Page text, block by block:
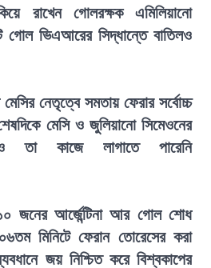
রাখেন গোলরক্ষক এমিলিয়ানো
গোল ভিএআরের সিদ্ধান্তে বাতিলও
নেতৃত্বে সমতায় ফেরার সর্বোচ্চ
শেষদিকে মেসি ও জুলিয়ানো সিমেওনের
তা কাজে লাগাতে পারেনি
জনের আর্জেন্টিনা আর গোল শোধ
মিনিটে ফেরান তোরেসের করা
জয় নিশ্চিত করে বিশ্বকাপের